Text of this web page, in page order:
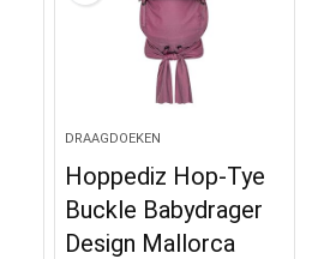
DRAAGDOEKEN
Hoppediz Hop-Tye
Buckle Babydrager
Design Mallorca